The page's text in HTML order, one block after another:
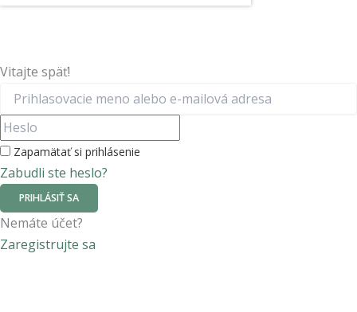
Vitajte späť!
Zapamätať si prihlásenie
Zabudli ste heslo?
PRIHLÁSIŤ SA
Nemáte účet?
Zaregistrujte sa